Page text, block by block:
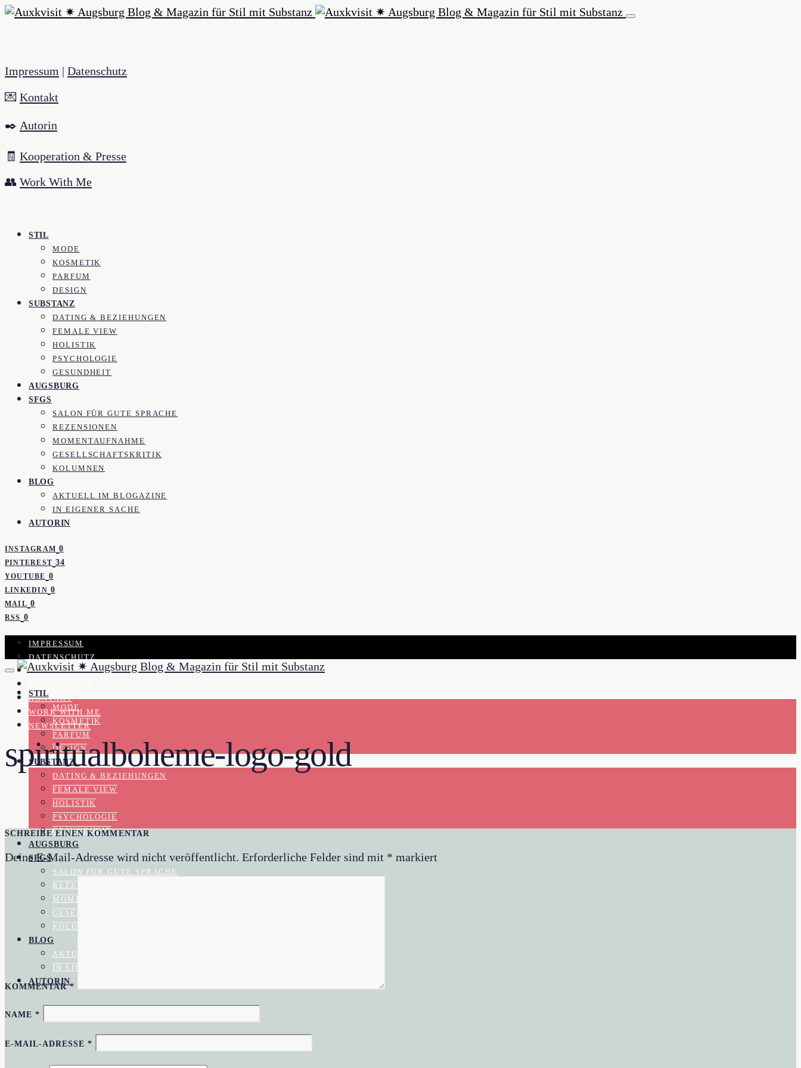
Impressum | Datenschutz
💌 Kontakt
✒️ Autorin
🧾 Kooperation & Presse
👥 Work With Me
STIL
MODE
KOSMETIK
PARFUM
DESIGN
SUBSTANZ
DATING & BEZIEHUNGEN
FEMALE VIEW
HOLISTIK
PSYCHOLOGIE
GESUNDHEIT
AUGSBURG
SFGS
SALON FÜR GUTE SPRACHE
REZENSIONEN
MOMENTAUFNAHME
GESELLSCHAFTSKRITIK
KOLUMNEN
BLOG
AKTUELL IM BLOGAZINE
IN EIGENER SACHE
AUTORIN
INSTAGRAM 0
PINTEREST 34
YOUTUBE 0
LINKEDIN 0
MAIL 0
RSS 0
IMPRESSUM
DATENSCHUTZ
PRESSE
KONTAKT
WORK WITH ME
NEWSLETTER
STIL
MODE
KOSMETIK
PARFUM
DESIGN
SUBSTANZ
DATING & BEZIEHUNGEN
FEMALE VIEW
HOLISTIK
PSYCHOLOGIE
GESUNDHEIT
AUGSBURG
SFGS
SALON FÜR GUTE SPRACHE
REZENSIONEN
MOMENTAUFNAHME
GESELLSCHAFTSKRITIK
KOLUMNEN
BLOG
AKTUELL IM BLOGAZINE
IN EIGENER SACHE
AUTORIN
spiritualboheme-logo-gold
SCHREIBE EINEN KOMMENTAR
Deine E-Mail-Adresse wird nicht veröffentlicht. Erforderliche Felder sind mit * markiert
KOMMENTAR*
NAME*
E-MAIL-ADRESSE*